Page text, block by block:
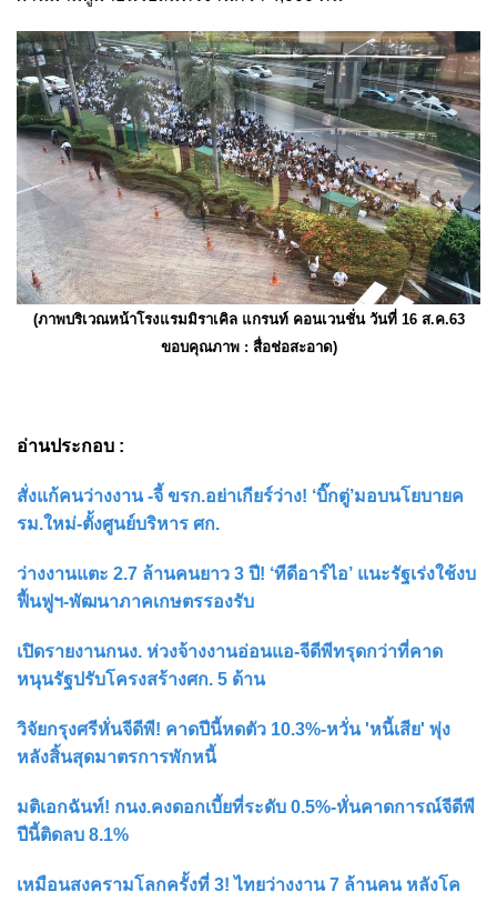
(ภาพบริเวณหน้าโรงแรมมิราเคิล แกรนท์ คอนเวนชั่น วันที่ 16 ส.ค.63
ขอบคุณภาพ : สื่อช่อสะอาด)
อ่านประกอบ :
สั่งแก้คนว่างงาน -จี้ ขรก.อย่าเกียร์ว่าง! ‘บิ๊กตู่’มอบนโยบายค
รม.ใหม่-ตั้งศูนย์บริหาร ศก.
ว่างงานแตะ 2.7 ล้านคนยาว 3 ปี! ‘ทีดีอาร์ไอ’ แนะรัฐเร่งใช้งบ
ฟื้นฟูฯ-พัฒนาภาคเกษตรรองรับ
เปิดรายงานกนง. ห่วงจ้างงานอ่อนแอ-จีดีพีทรุดกว่าที่คาด
หนุนรัฐปรับโครงสร้างศก. 5 ด้าน
วิจัยกรุงศรีหั่นจีดีพี! คาดปีนี้หดตัว 10.3%-หวั่น 'หนี้เสีย' พุ่ง
หลังสิ้นสุดมาตรการพักหนี้
มติเอกฉันท์! กนง.คงดอกเบี้ยที่ระดับ 0.5%-หั่นคาดการณ์จีดีพี
ปีนี้ติดลบ 8.1%
เหมือนสงครามโลกครั้งที่ 3! ไทยว่างงาน 7 ล้านคน หลังโค